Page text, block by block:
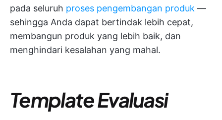
pada seluruh proses pengembangan produk —
sehingga Anda dapat bertindak lebih cepat,
membangun produk yang lebih baik, dan
menghindari kesalahan yang mahal.
Template Evaluasi